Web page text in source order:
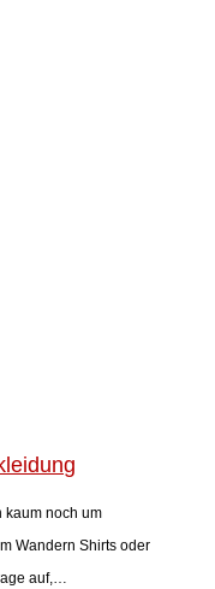
kaum noch um
Wandern Shirts oder
auf,…